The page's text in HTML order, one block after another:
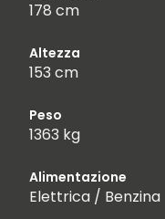
178 cm
Altezza
153 cm
Peso
1363 kg
Alimentazione
Elettrica / Benzina